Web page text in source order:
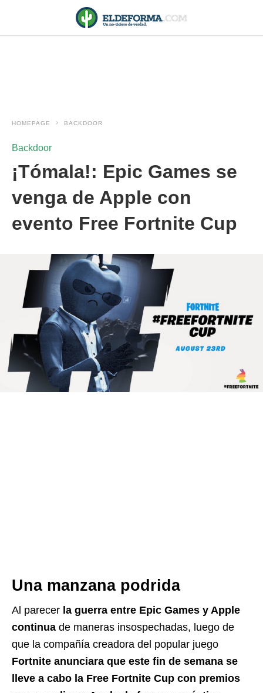
HOMEPAGE BACKDOOR
Backdoor
¡Tómala!: Epic Games se
venga de Apple con
evento Free Fortnite Cup
Una manzana podrida
Al parecer la guerra entre Epic Games y Apple
continua de maneras insospechadas, luego de
que la compañía creadora del popular juego
Fortnite anunciara que este fin de semana se
lleve a cabo la Free Fortnite Cup con premios